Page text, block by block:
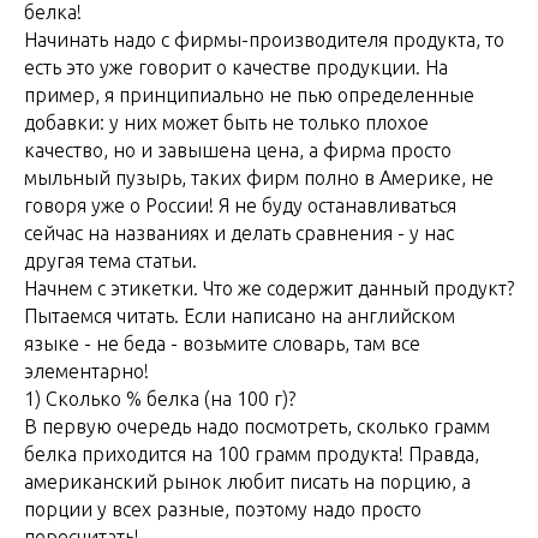
белка!
Начинать надо с фирмы-производителя продукта, то
есть это уже говорит о качестве продукции. На
пример, я принципиально не пью определенные
добавки: у них может быть не только плохое
качество, но и завышена цена, а фирма просто
мыльный пузырь, таких фирм полно в Америке, не
говоря уже о России! Я не буду останавливаться
сейчас на названиях и делать сравнения - у нас
другая тема статьи.
Начнем с этикетки. Что же содержит данный продукт?
Пытаемся читать. Если написано на английском
языке - не беда - возьмите словарь, там все
элементарно!
1) Сколько % белка (на 100 г)?
В первую очередь надо посмотреть, сколько грамм
белка приходится на 100 грамм продукта! Правда,
американский рынок любит писать на порцию, а
порции у всех разные, поэтому надо просто